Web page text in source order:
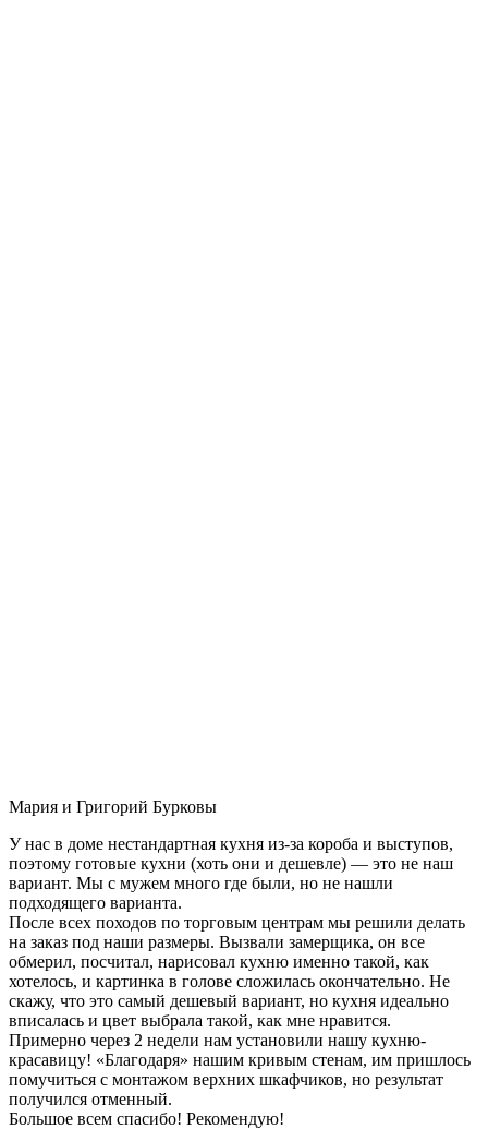
Мария и Григорий Бурковы
У нас в доме нестандартная кухня из-за короба и выступов,
поэтому готовые кухни (хоть они и дешевле) — это не наш
вариант. Мы с мужем много где были, но не нашли
подходящего варианта.
После всех походов по торговым центрам мы решили делать
на заказ под наши размеры. Вызвали замерщика, он все
обмерил, посчитал, нарисовал кухню именно такой, как
хотелось, и картинка в голове сложилась окончательно. Не
скажу, что это самый дешевый вариант, но кухня идеально
вписалась и цвет выбрала такой, как мне нравится.
Примерно через 2 недели нам установили нашу кухню-
красавицу! «Благодаря» нашим кривым стенам, им пришлось
помучиться с монтажом верхних шкафчиков, но результат
получился отменный.
Большое всем спасибо! Рекомендую!